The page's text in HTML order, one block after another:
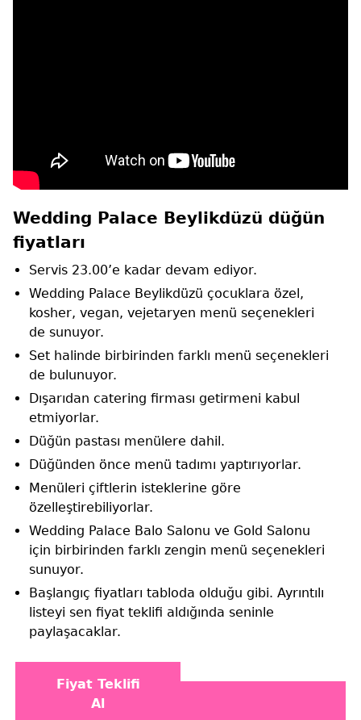
Wedding Palace Beylikdüzü düğün
fiyatları
Servis 23.00’e kadar devam ediyor.
Wedding Palace Beylikdüzü çocuklara özel,
kosher, vegan, vejetaryen menü seçenekleri
de sunuyor.
Set halinde birbirinden farklı menü seçenekleri
de bulunuyor.
Dışarıdan catering firması getirmeni kabul
etmiyorlar.
Düğün pastası menülere dahil.
Düğünden önce menü tadımı yaptırıyorlar.
Menüleri çiftlerin isteklerine göre
özelleştirebiliyorlar.
Wedding Palace Balo Salonu ve Gold Salonu
için birbirinden farklı zengin menü seçenekleri
sunuyor.
Başlangıç fiyatları tabloda olduğu gibi. Ayrıntılı
listeyi sen fiyat teklifi aldığında seninle
paylaşacaklar.
Fiyat Teklifi
Al